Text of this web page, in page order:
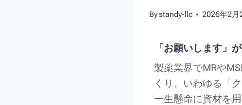
Bystandy-llc 2026年2月
「お願いします」
製薬業界でMRや
くり、いわゆる「
一生懸命に資材を